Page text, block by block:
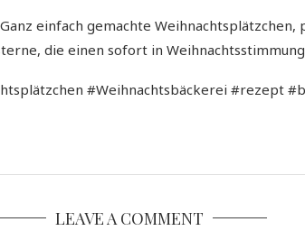
einfach gemachte
die einen sofort in
#Weihnachtsbäckerei #rezept
LEAVE A COMMENT